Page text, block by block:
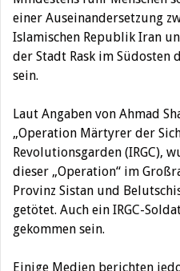
einer Auseinandersetzung
Islamischen Republik Iran
der Stadt Rask im Südosten
sein.
Laut Angaben von Ahmad
„Operation Märtyrer der
Revolutionsgarden (IRGC),
dieser „Operation“ im
Provinz Sistan und
getötet. Auch ein IRGC-
gekommen sein.
Einige Medien berichten